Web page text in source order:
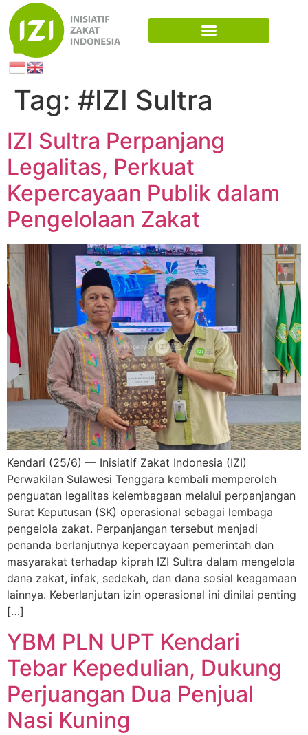
Tag: #IZI Sultra
IZI Sultra Perpanjang
Legalitas, Perkuat
Kepercayaan Publik dalam
Pengelolaan Zakat
Kendari (25/6) — Inisiatif Zakat Indonesia (IZI)
Perwakilan Sulawesi Tenggara kembali memperoleh
penguatan legalitas kelembagaan melalui perpanjangan
Surat Keputusan (SK) operasional sebagai lembaga
pengelola zakat. Perpanjangan tersebut menjadi
penanda berlanjutnya kepercayaan pemerintah dan
masyarakat terhadap kiprah IZI Sultra dalam mengelola
dana zakat, infak, sedekah, dan dana sosial keagamaan
lainnya. Keberlanjutan izin operasional ini dinilai penting
[…]
YBM PLN UPT Kendari
Tebar Kepedulian, Dukung
Perjuangan Dua Penjual
Nasi Kuning